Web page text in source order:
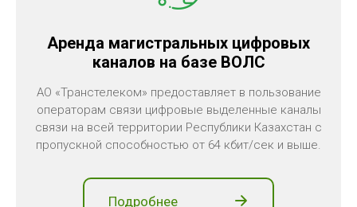
Аренда магистральных цифровых
каналов на базе ВОЛС
АО «Транстелеком» предоставляет в пользование
операторам связи цифровые выделенные каналы
связи на всей территории Республики Казахстан с
пропускной способностью от 64 кбит/сек и выше.
Подробнее